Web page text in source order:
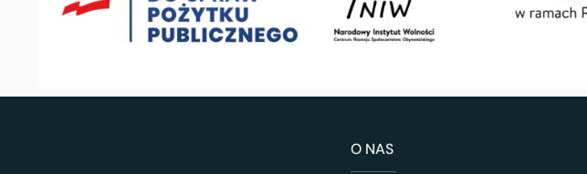
O NAS